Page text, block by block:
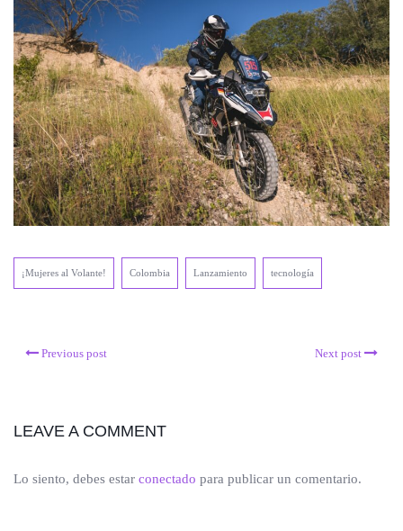
¡Mujeres al Volante! Colombia Lanzamiento tecnología
Previous post Next post
LEAVE A COMMENT
Lo siento, debes estar conectado para publicar un comentario.